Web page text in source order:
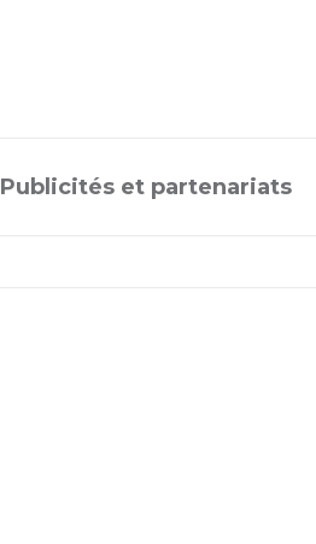
Publicités et partenariats